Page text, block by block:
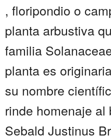
, floripondio o
planta arbustiva
familia
planta es
su nombre
rinde homenaje
Sebald Justinus